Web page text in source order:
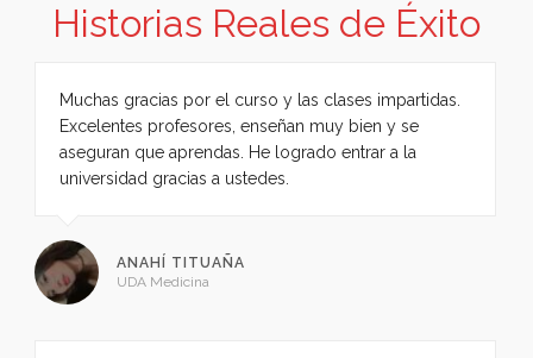
Historias Reales de Éxito
Muchas gracias por el curso y las clases impartidas.
Excelentes profesores, enseñan muy bien y se
aseguran que aprendas. He logrado entrar a la
universidad gracias a ustedes.
ANAHÍ TITUAÑA
UDA Medicina